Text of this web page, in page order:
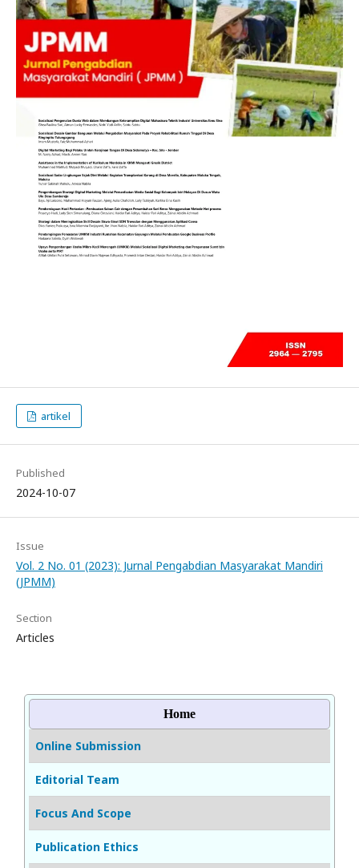
artikel
Published
2024-10-07
Issue
Vol. 2 No. 01 (2023): Jurnal Pengabdian Masyarakat Mandiri
(JPMM)
Section
Articles
Home
Online Submission
Editorial Team
Focus And Scope
Publication Ethics